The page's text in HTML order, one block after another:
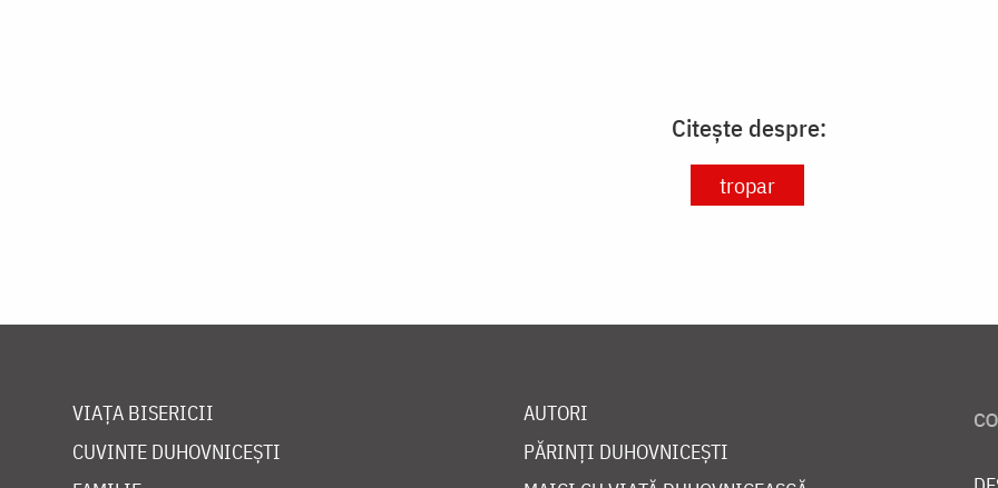
Citește despre:
tropar
VIAȚA BISERICII
CUVINTE DUHOVNICEȘTI
AUTORI
PĂRINȚI DUHOVNICEȘTI